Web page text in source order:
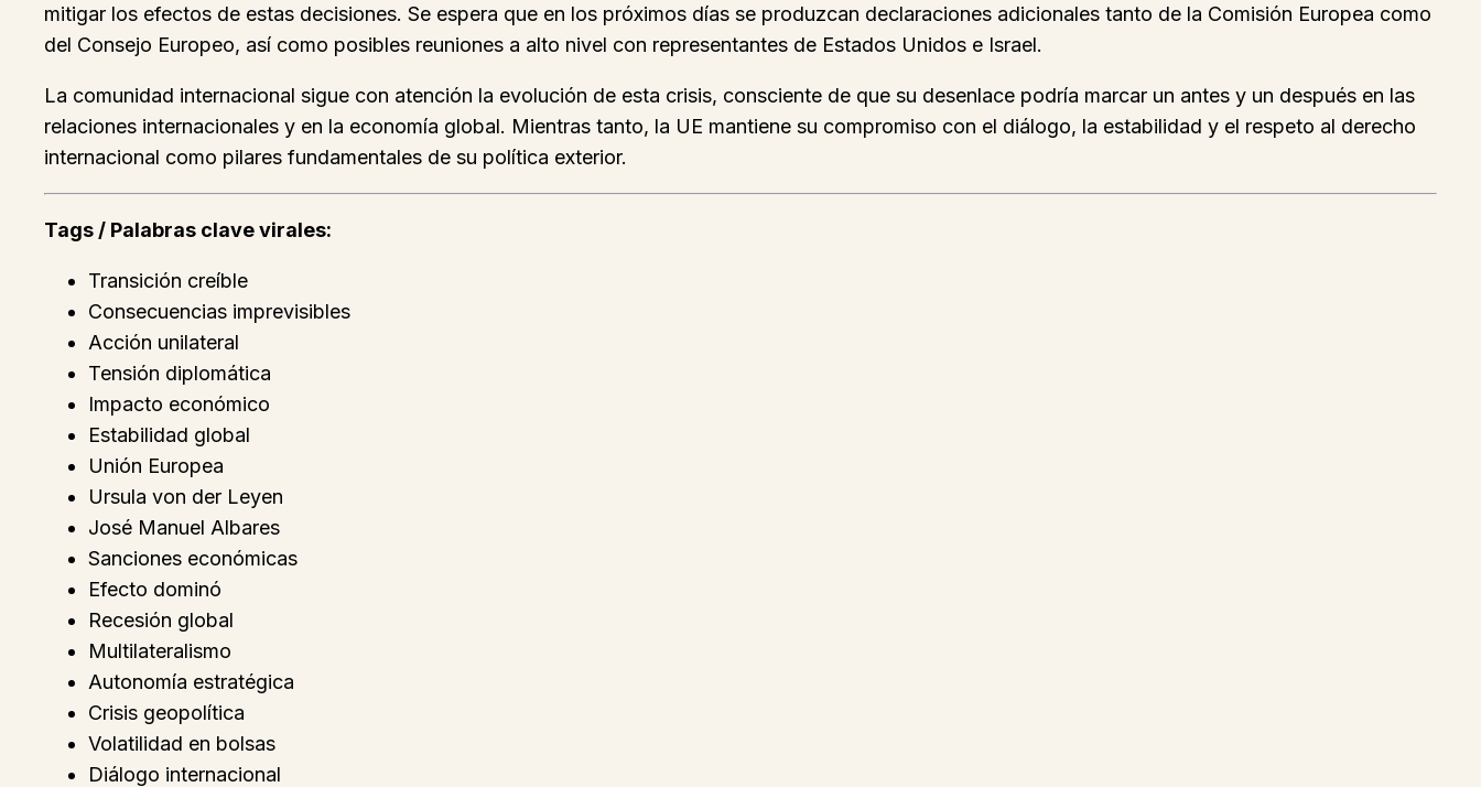
mitigar los efectos de estas decisiones. Se espera que en los próximos días se produzcan declaraciones adicionales tanto de la Comisión Europea como
del Consejo Europeo, así como posibles reuniones a alto nivel con representantes de Estados Unidos e Israel.
La comunidad internacional sigue con atención la evolución de esta crisis, consciente de que su desenlace podría marcar un antes y un después en las
relaciones internacionales y en la economía global. Mientras tanto, la UE mantiene su compromiso con el diálogo, la estabilidad y el respeto al derecho
internacional como pilares fundamentales de su política exterior.
Tags / Palabras clave virales:
Transición creíble
Consecuencias imprevisibles
Acción unilateral
Tensión diplomática
Impacto económico
Estabilidad global
Unión Europea
Ursula von der Leyen
José Manuel Albares
Sanciones económicas
Efecto dominó
Recesión global
Multilateralismo
Autonomía estratégica
Crisis geopolítica
Volatilidad en bolsas
Diálogo internacional